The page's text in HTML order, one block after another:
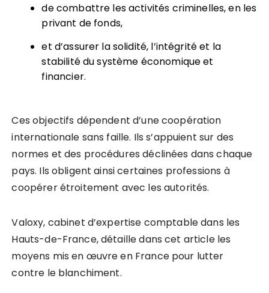
de combattre les activités criminelles, en les
privant de fonds,
et d’assurer la solidité, l’intégrité et la
stabilité du système économique et
financier.
Ces objectifs dépendent d’une coopération
internationale sans faille. Ils s’appuient sur des
normes et des procédures déclinées dans chaque
pays. Ils obligent ainsi certaines professions à
coopérer étroitement avec les autorités.
Valoxy, cabinet d’expertise comptable dans les
Hauts-de-France, détaille dans cet article les
moyens mis en œuvre en France pour lutter
contre le blanchiment.